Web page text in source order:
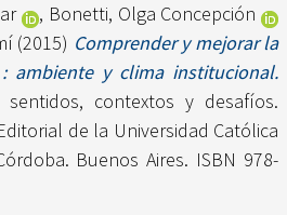
, Bonetti, Olga Concepción
(2015) Comprender y mejorar la
ambiente y clima institucional.
sentidos, contextos y desafíos.
de la Universidad Católica
Buenos Aires. ISBN 978-